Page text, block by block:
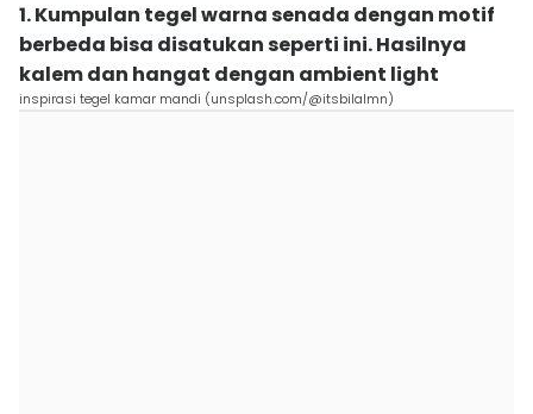
1. Kumpulan tegel warna senada dengan motif
berbeda bisa disatukan seperti ini. Hasilnya
kalem dan hangat dengan ambient light
inspirasi tegel kamar mandi (unsplash.com/@itsbilalmn)